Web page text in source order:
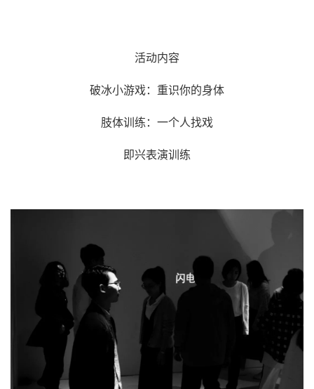
活动内容
破冰小游戏：重识你的身体
肢体训练：一个人找戏
即兴表演训练